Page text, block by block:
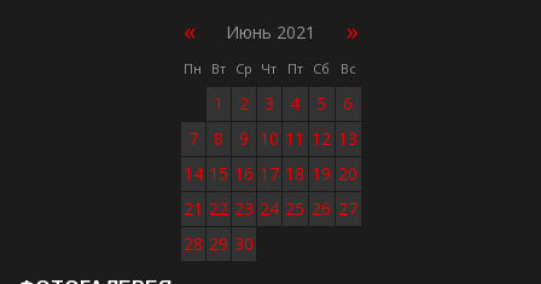
« Июнь 2021 »
Пн Вт Ср Чт Пт Сб Вс
1 2 3 4 5
6
7
8 9 10 11 12 13
14 15 16 17 18 19 20
21 22 23 24 25 26 27
28 29 30